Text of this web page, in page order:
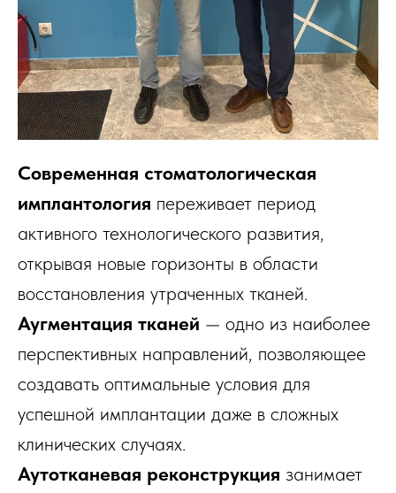
Современная стоматологическая
имплантология переживает период
активного технологического развития,
открывая новые горизонты в области
восстановления утраченных тканей.
Аугментация тканей — одно из наиболее
перспективных направлений, позволяющее
создавать оптимальные условия для
успешной имплантации даже в сложных
клинических случаях.
Аутотканевая реконструкция занимает